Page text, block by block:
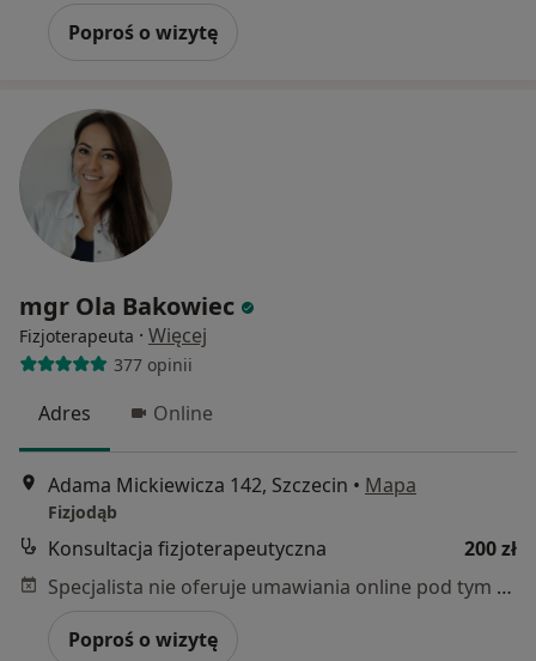
Poproś o wizytę
mgr Ola Bakowiec
Fizjoterapeuta · Więcej
377 opinii
Adres Online
Adama Mickiewicza 142, Szczecin • Mapa
Fizjodąb
Konsultacja fizjoterapeutyczna
200 zł
Specjalista nie oferuje umawiania online pod tym adresem.
Poproś o wizytę